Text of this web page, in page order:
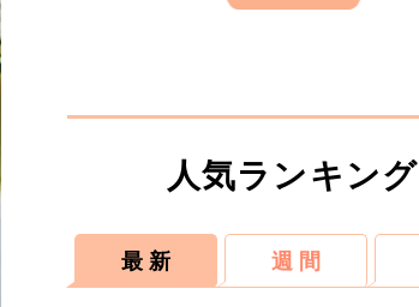
人気ランキング
最 新 週 間